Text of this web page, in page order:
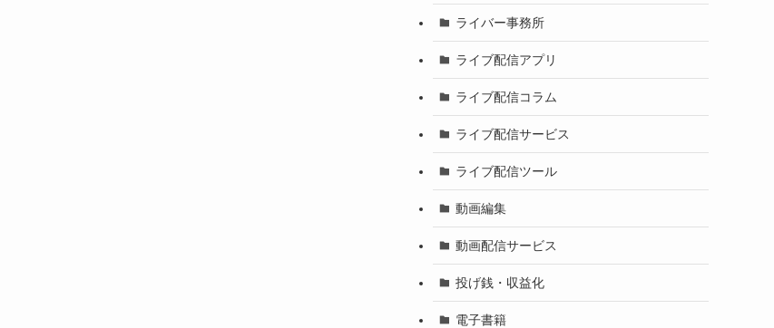
ライバー事務所
ライブ配信アプリ
ライブ配信コラム
ライブ配信サービス
ライブ配信ツール
動画編集
動画配信サービス
投げ銭・収益化
電子書籍